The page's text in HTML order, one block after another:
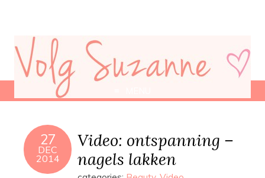
27
DEC
2014
Video: ontspanning –
nagels lakken